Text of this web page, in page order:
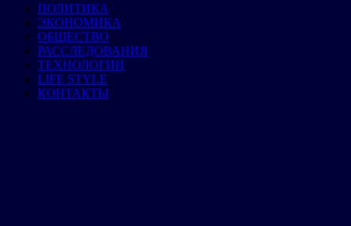
ПОЛИТИКА
ЭКОНОМИКА
ОБЩЕСТВО
РАССЛЕДОВАНИЯ
ТЕХНОЛОГИИ
LIFE STYLE
КОНТАКТЫ